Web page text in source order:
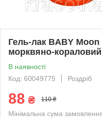
Гель-лак BABY
морквяно-
В наявності
Код: 60049775
Роздріб
88 ₴ 110 ₴
Мінімальна сума